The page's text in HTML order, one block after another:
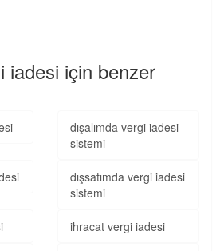
iadesi için benzer
dışalımda vergi iadesi
sistemi
dışsatımda vergi iadesi
sistemi
ihracat vergi iadesi